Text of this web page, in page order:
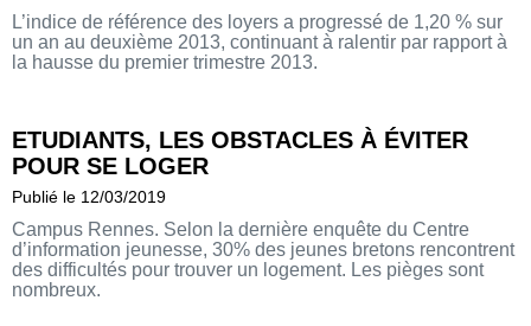
L’indice de référence des loyers a progressé de 1,20 % sur
un an au deuxième 2013, continuant à ralentir par rapport à
la hausse du premier trimestre 2013.
ETUDIANTS, LES OBSTACLES À ÉVITER
POUR SE LOGER
Publié le 12/03/2019
Campus Rennes. Selon la dernière enquête du Centre
d’information jeunesse, 30% des jeunes bretons rencontrent
des difficultés pour trouver un logement. Les pièges sont
nombreux.